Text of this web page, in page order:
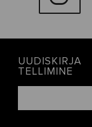
UUDISKIRJA
TELLIMINE